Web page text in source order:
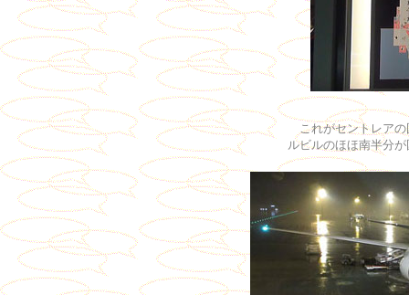
これがセントレアの
ルビルのほほ南半分